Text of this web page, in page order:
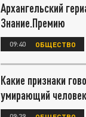
Архангельский
Знание.Премию
09:40 ОБЩЕСТВО
Какие признаки
умирающий